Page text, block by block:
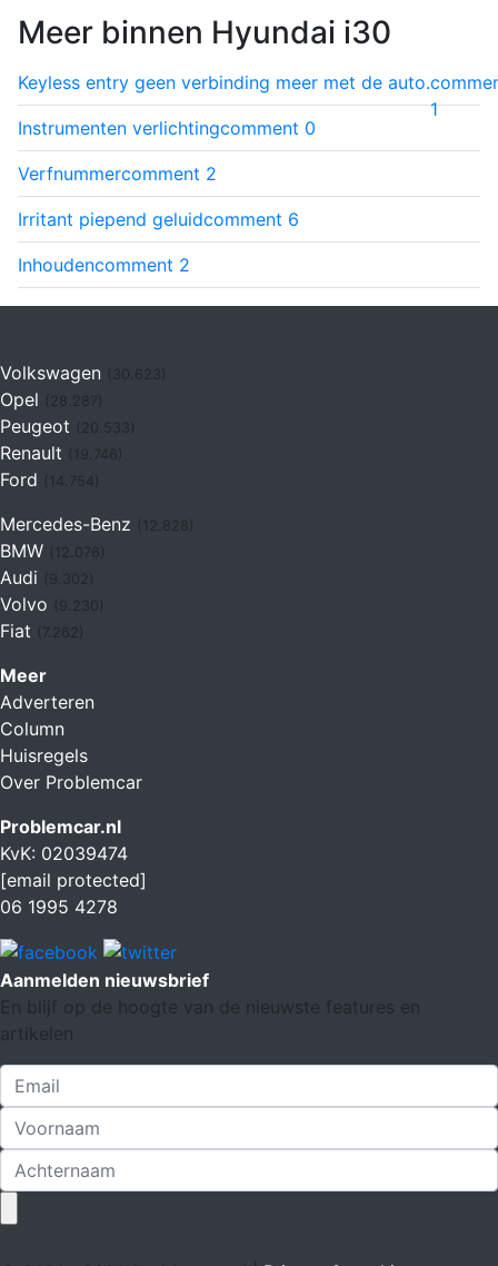
Meer binnen Hyundai i30
Keyless entry geen verbinding meer met de auto.
1
Instrumenten verlichtingcomment 0
Verfnummercomment 2
Irritant piepend geluidcomment 6
Inhoudencomment 2
Volkswagen (30.623)
Opel
Peugeot
Renault (19.746)
Ford (14.754)
Mercedes-Benz
BMW (12.076)
Audi
Volvo
Fiat (7.262)
Meer
Adverteren
Column
Huisregels
Over Problemcar
Problemcar.nl
KvK: 02039474
[email protected]
06 1995 4278
Aanmelden nieuwsbrief
En blijf op de hoogte van de nieuwste features en
artikelen